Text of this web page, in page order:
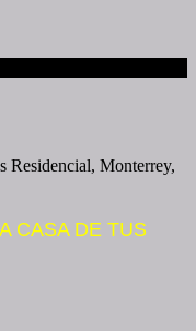
Residencial, Monterrey,
CASA DE TUS